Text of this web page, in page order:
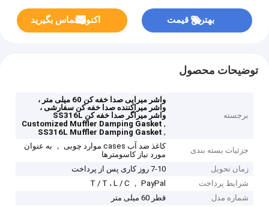
بهترین قیمت اکنون تماس بگیرید
توضیحات محصول
برجسته
واشر میرایی صدا خفه کن 60 میلی متر ،
واشر میراکننده صدا خفه کن سفارشی ،
واشر میراگر صدا خفه کن SS316L
,
Customized Muffler Damping Gasket
,
SS316L Muffler Damping Gasket
جزئیات بسته بندی
کاغذ ضد آب cases موارد چوبی ， به عنوان
مورد نیاز کاسومترها
زمان تحویل
7-10 روز کاری پس از پرداخت
شرایط پرداخت
T / T ، L / C ， PayPal
شماره مدل
قطر 60 میلی متر